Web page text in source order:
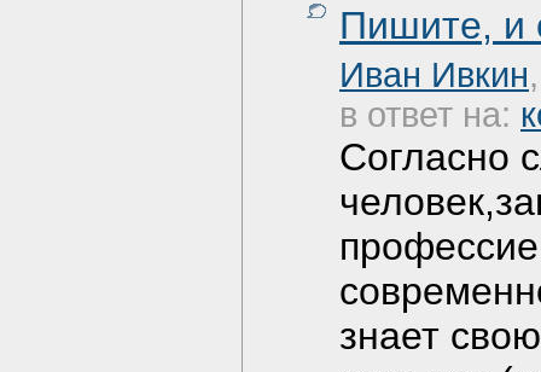
Пишите, и
Иван Ивкин
в ответ на:
Согласно
знает